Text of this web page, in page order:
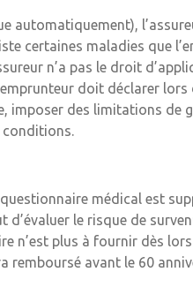
automatiquement),
certaines maladies que
n’a pas le droit
doit déclarer
imposer des limitations de
conditions.
médical est
d’évaluer le risque de
n’est plus à fournir dès
remboursé avant le 60